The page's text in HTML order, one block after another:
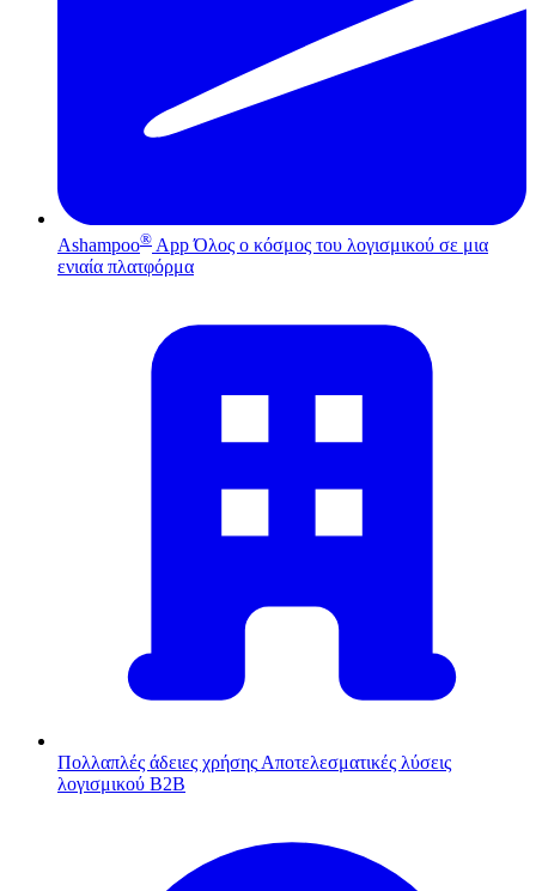
Ashampoo® App Όλος ο κόσμος του λογισμικού σε μια
ενιαία πλατφόρμα
Πολλαπλές άδειες χρήσης Αποτελεσματικές λύσεις
λογισμικού B2B